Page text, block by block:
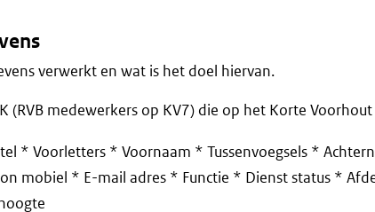
verwerkt en wat is het doel hiervan.
(RVB medewerkers op KV7) die op het Korte
* Voorletters * Voornaam * Tussenvoegsels *
mobiel * E-mail adres * Functie * Dienst status *